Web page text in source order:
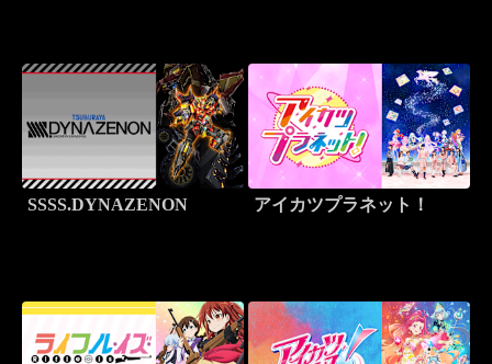
SSSS.DYNAZENON アイカツプラネット！